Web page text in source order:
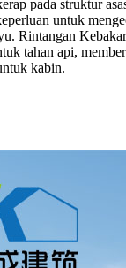
pada struktur
untuk
Rintangan
tahan api,
kabin.